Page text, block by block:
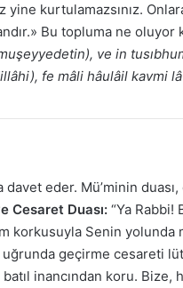
kurtulamazsınız.
Bu topluma ne oluyor
ve in
fe mâli hâulâil kavmi
eder. Mü’minin
Cesaret Duası: “Ya Rabbi!
korkusuyla Senin yolunda
geçirme cesareti
inancından koru. Bize,